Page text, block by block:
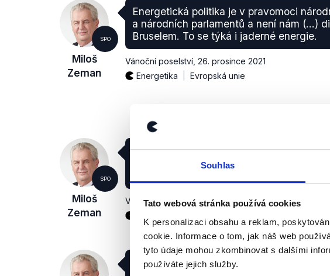
Souhlas
Tato webová stránka používá cookies
K personalizaci obsahu a reklam,
cookie. Informace o tom, jak náš web
tyto údaje mohou zkombinovat s dalšími
používáte jejich služby.
SPO
Miloš
Zeman
Energetická politika je v pravomoci
a národních parlamentů a není nám (...)
Bruselem. To se týká i jaderné energie.
Vánoční poselství 26. prosince 2021
Energetika
Evropská unie
SPO
Miloš
Zeman
Odhaduje se, že tento nárůst (cen, pozn.
Demagog.cz) bude pokračovat u
Vánoční poselství, 26. prosince 2021
Pozorujeme prudký nárůst jak cen